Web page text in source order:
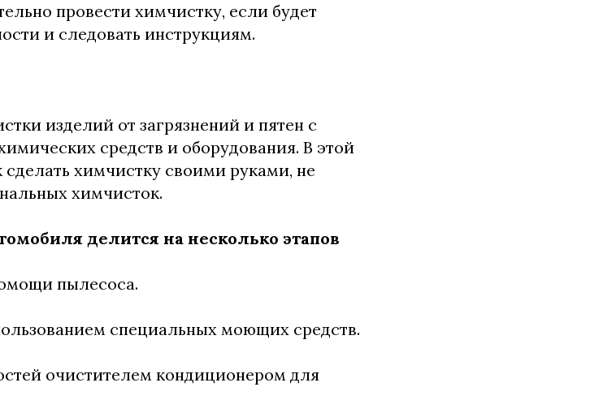
провести химчистку, если будет
и следовать инструкциям.
изделий от загрязнений и пятен с
средств и оборудования. В этой
химчистку своими руками, не
химчисток.
делится на несколько этапов
пылесоса.
специальных моющих средств.
очистителем кондиционером для